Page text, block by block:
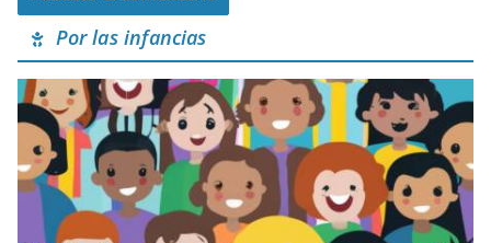
Por las infancias